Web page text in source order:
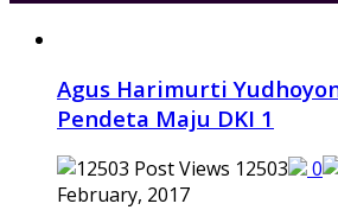
Agus Harimurti
Pendeta Maju DKI 1
12503 0
February, 2017